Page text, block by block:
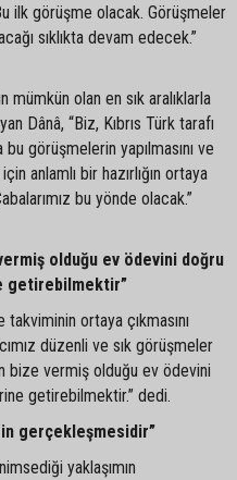
ilk görüşme olacak. Görüşmeler
sıklıkta devam edecek.”
mümkün olan en sık aralıklarla
Dânâ, “Biz, Kıbrıs Türk tarafı
görüşmelerin yapılmasını ve
anlamlı bir hazırlığın ortaya
bu yönde olacak.”
olduğu ev ödevini doğru
getirebilmektir”
ortaya çıkmasını
düzenli ve sık görüşmeler
bize vermiş olduğu ev ödevini
getirebilmektir.” dedi.
gerçekleşmesidir”
yaklaşımın